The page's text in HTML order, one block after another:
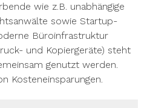
wie z.B. unabhängige
sowie Startup-
Büroinfrastruktur
und Kopiergeräte) steht
genutzt werden.
Kosteneinsparungen.